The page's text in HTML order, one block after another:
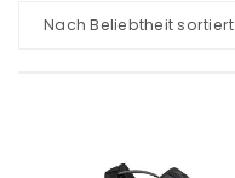
Nach Beliebtheit sortiert